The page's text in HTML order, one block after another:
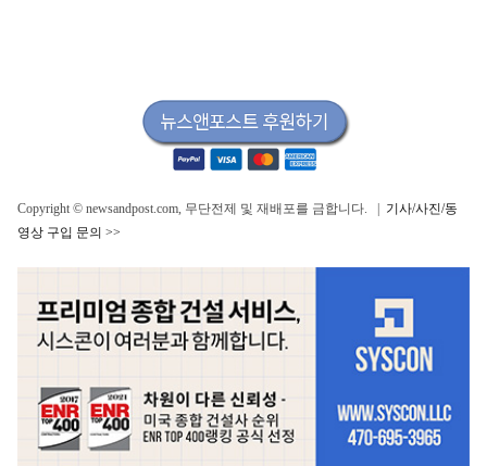
Copyright © newsandpost.com, 무단전제 및 재배포를 금합니다. | 기사/사진/동
영상 구입 문의 >>